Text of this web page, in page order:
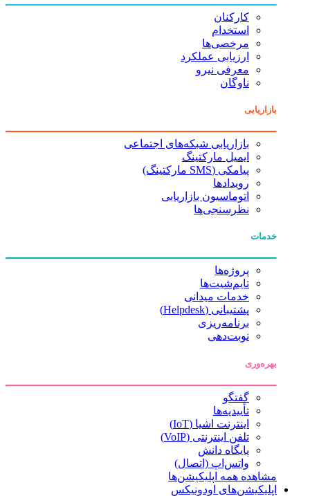
کارکنان
استخدام
مرخصی‌ها
ارزیابی عملکرد
معرفی نیرو
ناوگان
بازاریابی
بازاریابی شبکه‌های اجتماعی
ایمیل مارکتینگ
پیامکی (SMS مارکتینگ)
رویدادها
اتوماسیون بازاریابی
نظرسنجی‌ها
خدمات
پروژه‌ها
تایم‌شیت‌ها
خدمات میدانی
پشتیبانی (Helpdesk)
برنامه‌ریزی
نوبت‌دهی
بهره‌وری
گفتگو
تأییدیه‌ها
اینترنت اشیا (IoT)
تلفن اینترنتی (VoIP)
پایگاه دانش
واتس‌اپ (اتصال)
مشاهده همه اپلیکیشن‌ها
اپلیکیشن‌های اودونیکس